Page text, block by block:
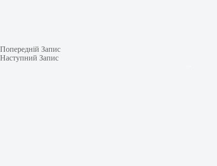
Попередній Запис
Наступний Запис